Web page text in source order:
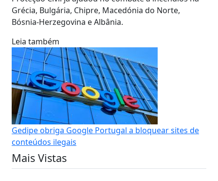
Grécia, Bulgária, Chipre, Macedónia do Norte,
Bósnia-Herzegovina e Albânia.
Leia também
Gedipe obriga Google Portugal a bloquear sites de
conteúdos ilegais
Mais Vistas